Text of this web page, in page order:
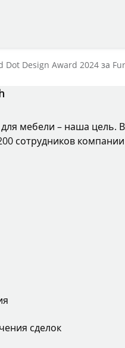
Dot Design Award 2024 за
мебели – наша цель.
сотрудников
сделок